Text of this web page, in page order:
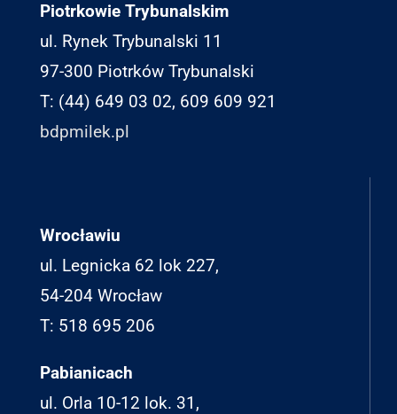
Piotrkowie Trybunalskim
ul. Rynek Trybunalski 11
97-300 Piotrków Trybunalski
T: (44) 649 03 02, 609 609 921
bdpmilek.pl
Wrocławiu
ul. Legnicka 62 lok 227,
54-204 Wrocław
T: 518 695 206
Pabianicach
ul. Orla 10-12 lok. 31,